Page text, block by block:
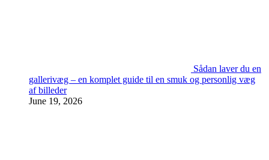
Sådan laver du en
gallerivæg – en komplet guide til en smuk og personlig væg
af billeder
June 19, 2026